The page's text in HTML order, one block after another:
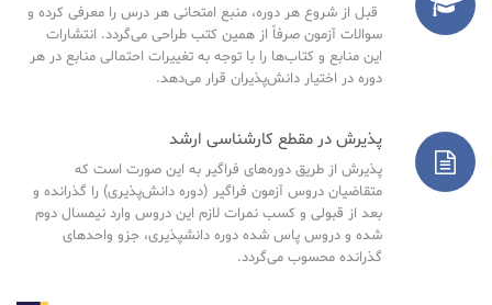
قبل از شروع هر دوره، منبع امتحانی هر درس را معرفی کرده و
سوالات آزمون صرفاً از همین کتب طراحی می‌گردد. انتشارات
این منابع و کتاب‌ها را با توجه به تغییرات احتمالی منابع در هر
دوره در اختیار دانش‌پذیران قرار می‌دهد.
پذیرش در مقطع کارشناسی ارشد
پذیرش از طریق دوره‌های فراگیر به این صورت است که
متقاضیان دروس آزمون فراگیر (دوره دانش‌پذیری) را گذرانده و
بعد از قبولی و کسب نمرات لازم این دروس وارد نیمسال دوم
شده و دروس پاس شده دوره دانشپذیری، جزو واحدهای
گذرانده محسوب می‌گردد.